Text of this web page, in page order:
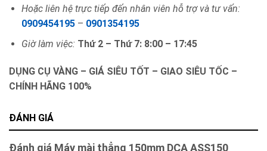
Hoặc liên hệ trực tiếp đến nhân viên hỗ trợ và tư vấn:
0909454195– 0901354195
Giờ làm việc: Thứ 2 – Thứ 7: 8:00 – 17:45
DỤNG CỤ VÀNG – GIÁ SIÊU TỐT – GIAO SIÊU TỐC –
CHÍNH HÃNG 100%
ĐÁNH GIÁ
Đánh giá Máy mài thẳng 150mm DCA ASS150